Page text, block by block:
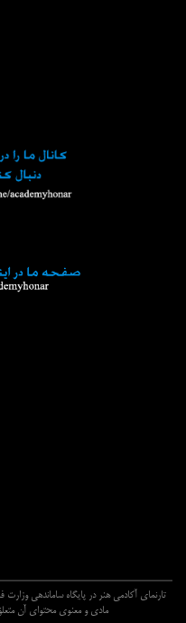
تارنماي آکادمي هنر در پايگاه ساماندهي
مادي و معنوي محتواي آن